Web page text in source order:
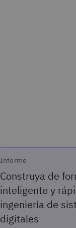
Informe
Construya de
inteligente y
ingeniería de
digitales